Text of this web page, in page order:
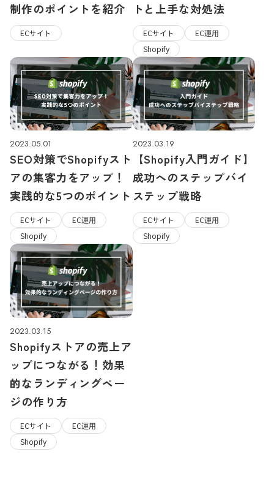
制作のポイントを紹介
ECサイト
トと上手な対処法
ECサイト
EC運用
Shopify
2023.05.01
SEO対策でShopifyスト
アの集客力をアップ！
実践的な5つのポイント
ECサイト
EC運用
Shopify
2023.03.19
【Shopify入門ガイド】
成功へのステップバイ
ステップ戦略
ECサイト
EC運用
Shopify
2023.03.15
Shopifyストアの売上ア
ップにつながる！効果
的なランディングペー
ジの作り方
ECサイト
EC運用
Shopify